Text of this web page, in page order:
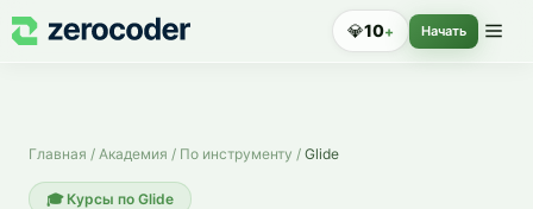
Курсы по Glide — обучение с нуля
💎10+ Начать
Главная / Академия / По инструменту / Glide
🎓 Курсы по Glide